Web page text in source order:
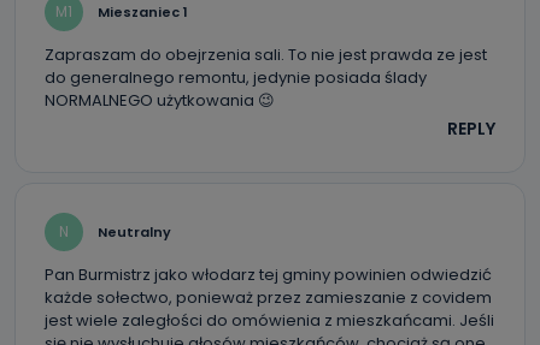
M1 Mieszaniec 1
Zapraszam do obejrzenia sali. To nie jest prawda ze jest
do generalnego remontu, jedynie posiada ślady
NORMALNEGO użytkowania 😉
REPLY
N Neutralny
Pan Burmistrz jako włodarz tej gminy powinien odwiedzić
każde sołectwo, ponieważ przez zamieszanie z covidem
jest wiele zaległości do omówienia z mieszkańcami. Jeśli